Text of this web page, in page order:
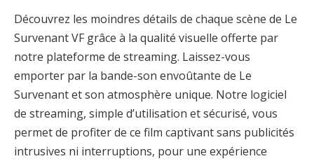
Découvrez les moindres détails de chaque scène de Le
Survenant VF grâce à la qualité visuelle offerte par
notre plateforme de streaming. Laissez-vous
emporter par la bande-son envoûtante de Le
Survenant et son atmosphère unique. Notre logiciel
de streaming, simple d’utilisation et sécurisé, vous
permet de profiter de ce film captivant sans publicités
intrusives ni interruptions, pour une expérience